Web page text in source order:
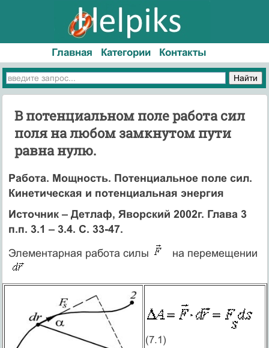
Главная Категории Контакты
В потенциальном поле работа сил
поля на любом замкнутом пути
равна нулю.
Работа. Мощность. Потенциальное поле сил.
Кинетическая и потенциальная энергия
Источник – Детлаф, Яворский 2002г. Глава 3
п.п. 3.1 – 3.4. С. 33-47.
Элементарная работа силы
на перемещении
(7.1)